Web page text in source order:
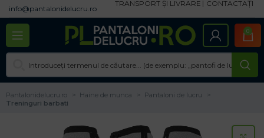
info@pantalonidelucru.ro
TRANSPORT ȘI LIVRARE CONTACTAȚI
0
Pantalonidelucru.ro Haine de munca
Pantaloni de lucru
Treninguri barbati